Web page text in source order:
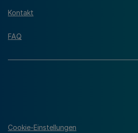
Kontakt
FAQ
Cookie-Einstellungen